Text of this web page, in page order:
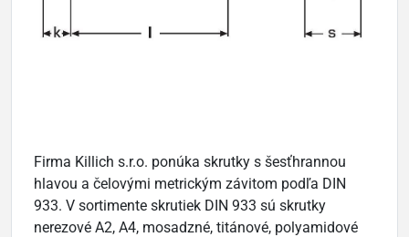
Firma Killich s.r.o. ponúka skrutky s šesťhrannou
hlavou a čelovými metrickým závitom podľa DIN
933. V sortimente skrutiek DIN 933 sú skrutky
nerezové A2, A4, mosadzné, titánové, polyamidové